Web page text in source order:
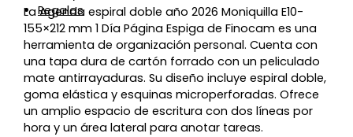
Regalos
La Agenda espiral doble año 2026 Moniquilla E10-
155×212 mm 1 Día Página Espiga de Finocam es una
herramienta de organización personal. Cuenta con
una tapa dura de cartón forrado con un peliculado
mate antirrayaduras. Su diseño incluye espiral doble,
goma elástica y esquinas microperforadas. Ofrece
un amplio espacio de escritura con dos líneas por
hora y un área lateral para anotar tareas.